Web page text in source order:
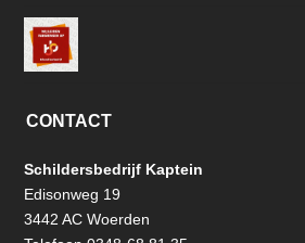
CONTACT
Schildersbedrijf Kaptein
Edisonweg 19
3442 AC Woerden